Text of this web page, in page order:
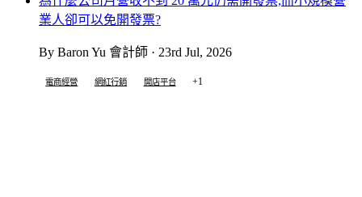
業人卻可以免開發票?
By Baron Yu 會計師 · 23rd Jul, 2026
電商經營 網紅行銷 開店平台 +1